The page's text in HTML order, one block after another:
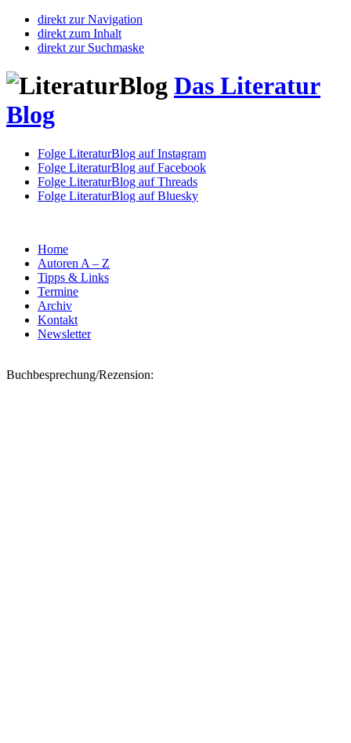
direkt zur Navigation
direkt zum Inhalt
direkt zur Suchmaske
Das Literatur
Blog
Folge LiteraturBlog auf Instagram
Folge LiteraturBlog auf Facebook
Folge LiteraturBlog auf Threads
Folge LiteraturBlog auf Bluesky
Home
Autoren A – Z
Tipps & Links
Termine
Archiv
Kontakt
Newsletter
Buchbesprechung/Rezension: